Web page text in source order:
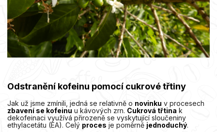
Odstranění kofeinu pomocí cukrové třtiny
Jak už jsme zmínili, jedná se relativně o novinku v procesech
zbavení se kofeinu u kávových zrn. Cukrová třtina k
dekofeinaci využívá přirozeně se vyskytující sloučeniny
ethylacetátu (EA). Celý proces je poměrně jednoduchý.